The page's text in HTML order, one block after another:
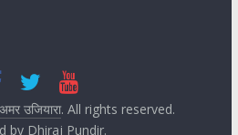
अमर उजियारा. All rights reserved.
by Dhiraj Pundir.